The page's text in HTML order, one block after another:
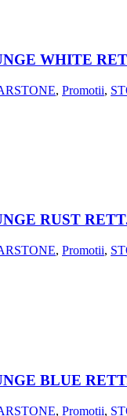
WHITE
, Promotii,
RUST
, Promotii,
BLUE
, Promotii,